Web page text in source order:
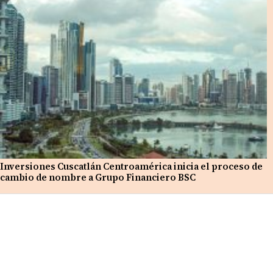
Inversiones Cuscatlán Centroamérica inicia el proceso de
cambio de nombre a Grupo Financiero BSC